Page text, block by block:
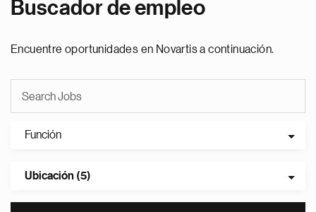
Buscador de empleo
Encuentre oportunidades en Novartis a continuación.
Función
Ubicación (5)